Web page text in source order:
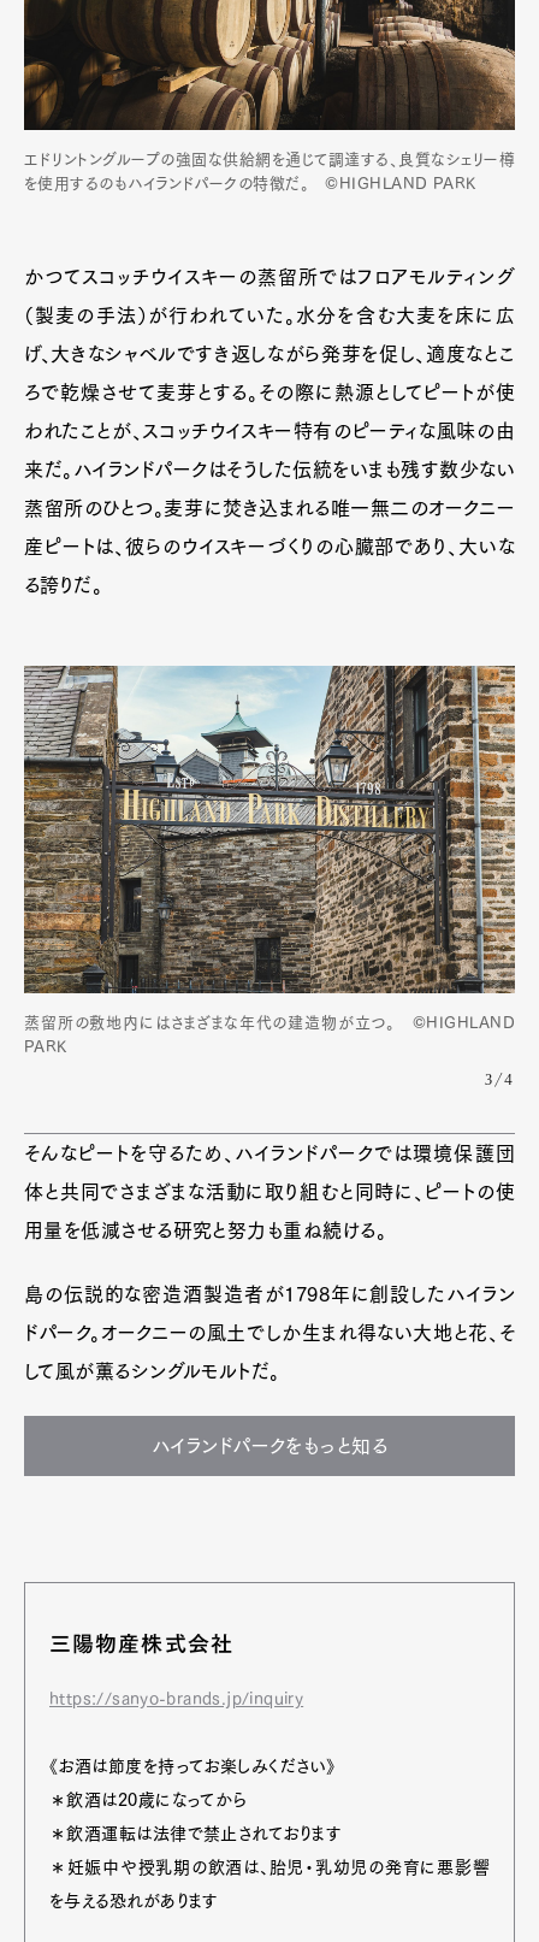
エドリントングループの強固な供給網を通じて調達する、良質なシェリー樽
を使用するのもハイランドパークの特徴だ。 ©HIGHLAND PARK
かつてスコッチウイスキーの蒸留所ではフロアモルティング
（製麦の手法）が行われていた。水分を含む大麦を床に広
げ、大きなシャベルですき返しながら発芽を促し、適度なとこ
ろで乾燥させて麦芽とする。その際に熱源としてピートが使
われたことが、スコッチウイスキー特有のピーティな風味の由
来だ。ハイランドパークはそうした伝統をいまも残す数少ない
蒸留所のひとつ。麦芽に焚き込まれる唯一無二のオークニー
産ピートは、彼らのウイスキーづくりの心臓部であり、大いな
る誇りだ。
蒸留所の敷地内にはさまざまな年代の建造物が立つ。 ©HIGHLAND
PARK
3/4
そんなピートを守るため、ハイランドパークでは環境保護団
体と共同でさまざまな活動に取り組むと同時に、ピートの使
用量を低減させる研究と努力も重ね続ける。
島の伝説的な密造酒製造者が1798年に創設したハイラン
ドパーク。オークニーの風土でしか生まれ得ない大地と花、そ
して風が薫るシングルモルトだ。
ハイランドパークをもっと知る
三陽物産株式会社
https://sanyo-brands.jp/inquiry
《お酒は節度を持ってお楽しみください》
＊飲酒は20歳になってから
＊飲酒運転は法律で禁止されております
＊妊娠中や授乳期の飲酒は、胎児・乳幼児の発育に悪影響
を与える恐れがあります